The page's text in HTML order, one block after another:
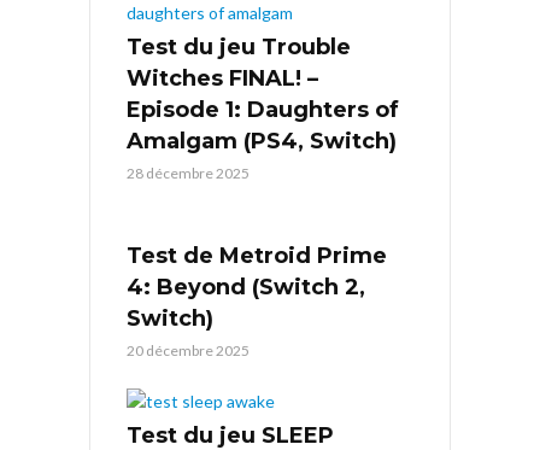
Test du jeu Trouble
Witches FINAL! –
Episode 1: Daughters of
Amalgam (PS4, Switch)
28 décembre 2025
Test de Metroid Prime
4: Beyond (Switch 2,
Switch)
20 décembre 2025
Test du jeu SLEEP